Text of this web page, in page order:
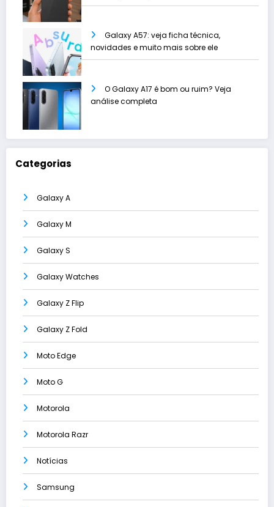
Galaxy A57: veja ficha técnica,
novidades e muito mais sobre ele
O Galaxy A17 é bom ou ruim? Veja
análise completa
Categorias
Galaxy A
Galaxy M
Galaxy S
Galaxy Watches
Galaxy Z Flip
Galaxy Z Fold
Moto Edge
Moto G
Motorola
Motorola Razr
Notícias
Samsung